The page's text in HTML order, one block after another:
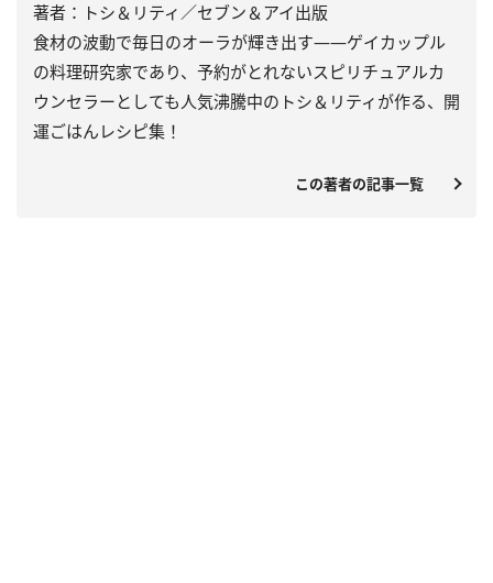
著者：トシ＆リティ／セブン＆アイ出版
食材の波動で毎日のオーラが輝き出す――ゲイカップル
の料理研究家であり、予約がとれないスピリチュアルカ
ウンセラーとしても人気沸騰中のトシ＆リティが作る、開
運ごはんレシピ集！
この著者の記事一覧